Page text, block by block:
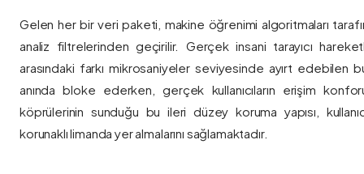
Gelen her bir veri paketi, makine öğrenimi algoritmaları
analiz filtrelerinden geçirilir. Gerçek insani tarayıcı
arasındaki farkı mikrosaniyeler seviyesinde ayırt edebilen
anında bloke ederken, gerçek kullanıcıların erişim
köprülerinin sunduğu bu ileri düzey koruma yapısı,
korunaklı limanda yer almalarını sağlamaktadır.